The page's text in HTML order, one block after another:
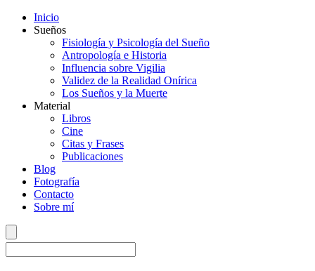
Inicio
Sueños
Fisiología y Psicología del Sueño
Antropología e Historia
Influencia sobre Vigilia
Validez de la Realidad Onírica
Los Sueños y la Muerte
Material
Libros
Cine
Citas y Frases
Publicaciones
Blog
Fotografía
Contacto
Sobre mí